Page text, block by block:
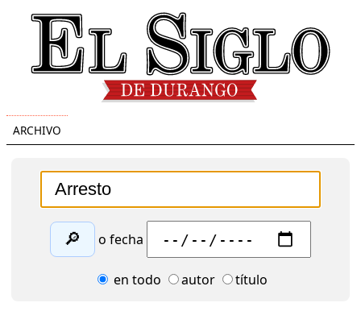
ARCHIVO
🔎 o fecha
en todo autor título